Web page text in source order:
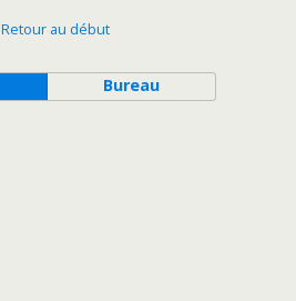
Retour au début
Bureau